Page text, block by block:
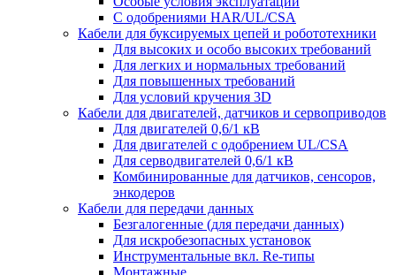
С одобрениями HAR/UL/CSA
Кабели для буксируемых цепей и робототехники
Для высоких и особо высоких требований
Для легких и нормальных требований
Для повышенных требований
Для условий кручения 3D
Кабели для двигателей, датчиков и сервоприводов
Для двигателей 0,6/1 кВ
Для двигателей с одобрением UL/CSA
Для серводвигателей 0,6/1 кВ
Комбинированные для датчиков, cенсоров,
энкодеров
Кабели для передачи данных
Безгалогенные (для передачи данных)
Для искробезопасных установок
Инструментальные вкл. Re-типы
Монтажные